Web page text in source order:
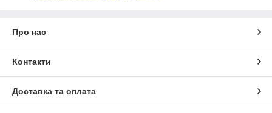
Про нас
Контакти
Доставка та оплата